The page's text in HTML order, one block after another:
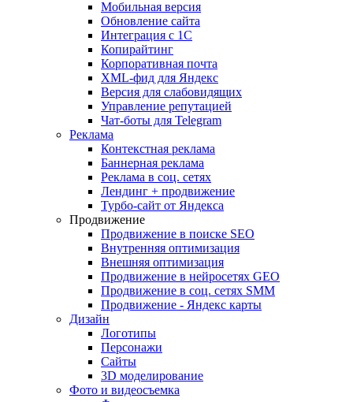
Мобильная версия
Обновление сайта
Интеграция с 1С
Копирайтинг
Корпоративная почта
XML-фид для Яндекс
Версия для слабовидящих
Управление репутацией
Чат-боты для Telegram
Реклама
Контекстная реклама
Баннерная реклама
Реклама в соц. сетях
Лендинг + продвижение
Турбо-сайт от Яндекса
Продвижение
Продвижение в поиске SEO
Внутренняя оптимизация
Внешняя оптимизация
Продвижение в нейросетях GEO
Продвижение в соц. сетях SMM
Продвижение - Яндекс карты
Дизайн
Логотипы
Персонажи
Сайты
3D моделирование
Фото и видеосъемка